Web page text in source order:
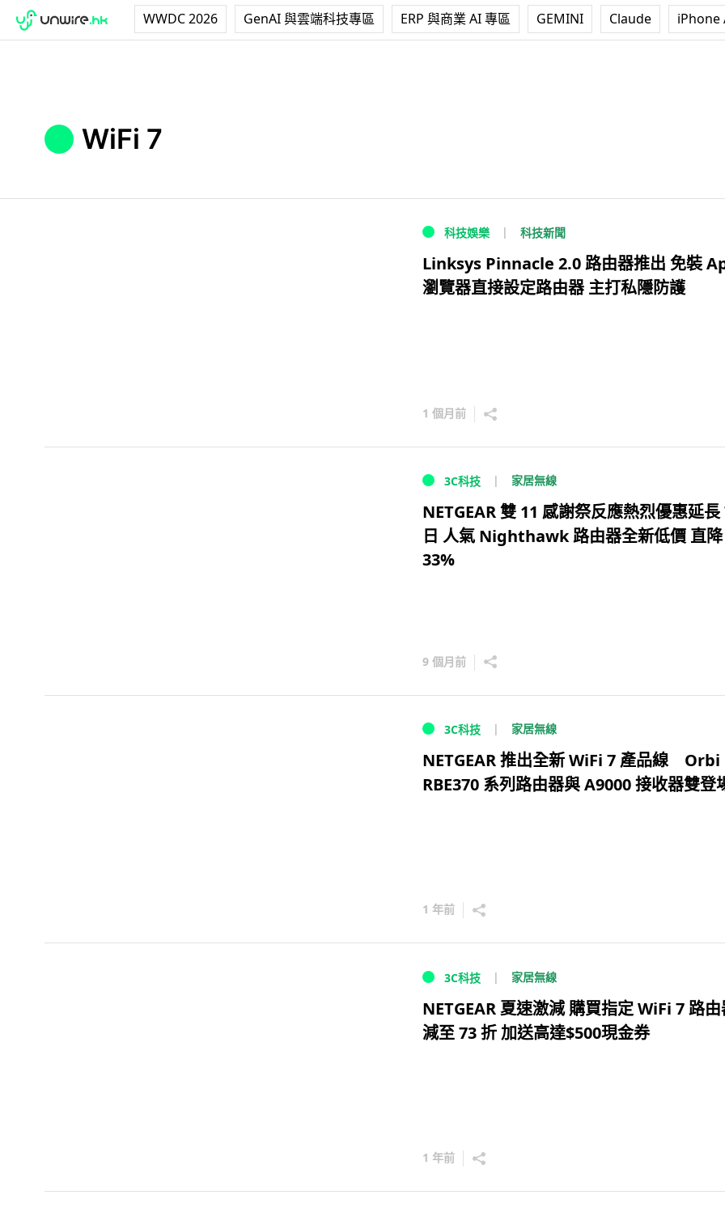
WWDC 2026 GenAI 與雲端科技專區 ERP 與商業 AI 專區 GEMINI Claude iPhone
WiFi 7
科技娛樂 科技新聞
Linksys Pinnacle 2.0 路由器推出 免裝
瀏覽器直接設定路由器 主打私隱防護
1 個月前
3C科技 家居無線
NETGEAR 雙 11 感謝祭反應熱烈優惠延長
日 人氣 Nighthawk 路由器全新低價 直降
33%
9 個月前
3C科技 家居無線
NETGEAR 推出全新 WiFi 7 產品線 Orbi
RBE370 系列路由器與 A9000 接收器雙登
1 年前
3C科技 家居無線
NETGEAR 夏速激減 購買指定 WiFi 7 路
減至 73 折 加送高達$500現金券
1 年前